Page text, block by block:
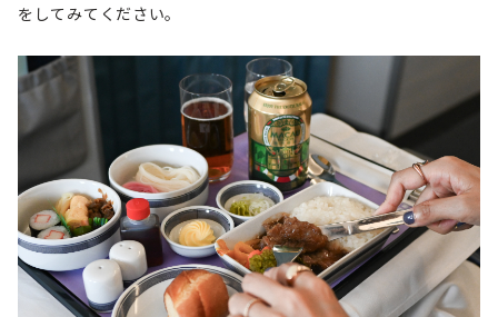
をしてみてください。